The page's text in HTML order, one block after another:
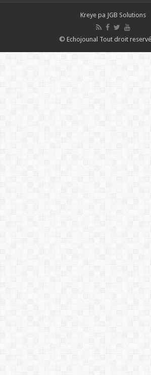
Kreye pa JGB Solutions
© Echojounal Tout droit